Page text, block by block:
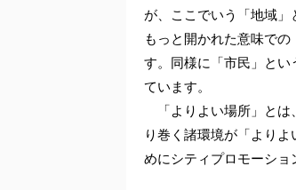
が、ここでいう「地域」
もっと開かれた意味で
す。同様に「市民」と
ています。
「よりよい場所」とは
り巻く諸環境が「より
めにシティプロモーショ